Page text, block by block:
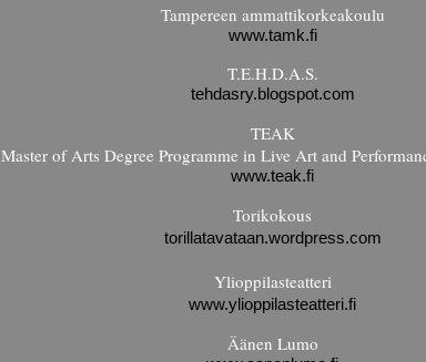
Tampereen ammattikorkeakoulu
www.tamk.fi
T.E.H.D.A.S.
tehdasry.blogspot.com
TEAK
Master of Arts Degree Programme in Live Art and
www.teak.fi
Torikokous
torillatavataan.wordpress.com
Ylioppilasteatteri
www.ylioppilasteatteri.fi
Äänen Lumo